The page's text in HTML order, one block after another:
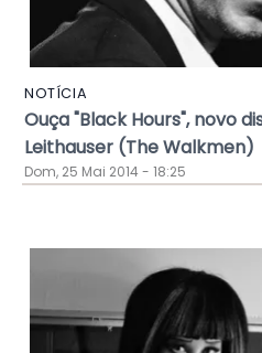
NOTÍCIA
Ouça "Black Hours", novo
Leithauser (The Walkmen)
Dom, 25 Mai 2014 - 18:25